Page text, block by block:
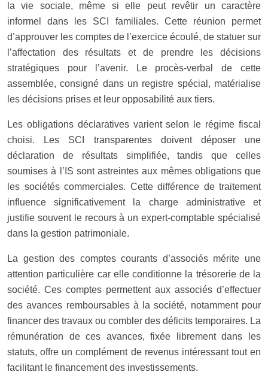
la vie sociale, même si elle peut revêtir un caractère
informel dans les SCI familiales. Cette réunion permet
d’approuver les comptes de l’exercice écoulé, de statuer sur
l’affectation des résultats et de prendre les décisions
stratégiques pour l’avenir. Le procès-verbal de cette
assemblée, consigné dans un registre spécial, matérialise
les décisions prises et leur opposabilité aux tiers.
Les obligations déclaratives varient selon le régime fiscal
choisi. Les SCI transparentes doivent déposer une
déclaration de résultats simplifiée, tandis que celles
soumises à l’IS sont astreintes aux mêmes obligations que
les sociétés commerciales. Cette différence de traitement
influence significativement la charge administrative et
justifie souvent le recours à un expert-comptable spécialisé
dans la gestion patrimoniale.
La gestion des comptes courants d’associés mérite une
attention particulière car elle conditionne la trésorerie de la
société. Ces comptes permettent aux associés d’effectuer
des avances remboursables à la société, notamment pour
financer des travaux ou combler des déficits temporaires. La
rémunération de ces avances, fixée librement dans les
statuts, offre un complément de revenus intéressant tout en
facilitant le financement des investissements.